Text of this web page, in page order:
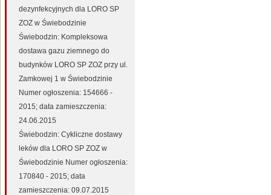
dezynfekcyjnych dla LORO SP
ZOZ w Świebodzinie
Świebodzin: Kompleksowa
dostawa gazu ziemnego do
budynków LORO SP ZOZ przy ul.
Zamkowej 1 w Świebodzinie
Numer ogłoszenia: 154666 -
2015; data zamieszczenia:
24.06.2015
Świebodzin: Cykliczne dostawy
leków dla LORO SP ZOZ w
Świebodzinie Numer ogłoszenia:
170840 - 2015; data
zamieszczenia: 09.07.2015